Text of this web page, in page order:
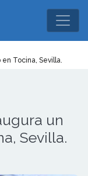
Tocina, Sevilla.
un
Sevilla.